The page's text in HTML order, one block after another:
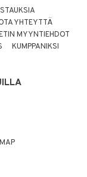
YHTEYTTÄ
MYYNTIEHDOT
KUMPPANIKSI